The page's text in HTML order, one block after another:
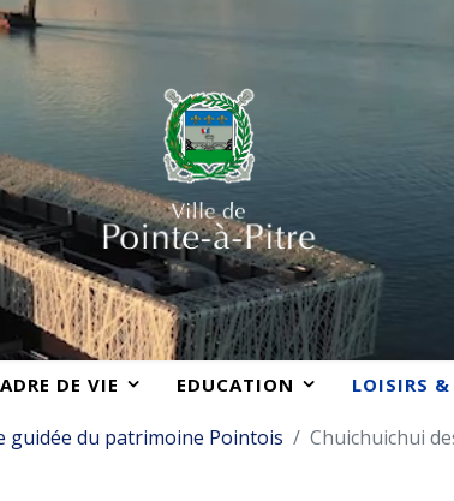
DE VIE EDUCATION LOISIRS &
guidée du patrimoine Pointois Chuichuichui